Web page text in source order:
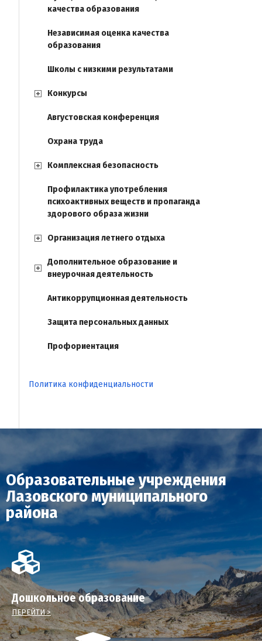
качества образования
Независимая оценка качества
образования
Школы с низкими результатами
Конкурсы
Августовская конференция
Охрана труда
Комплексная безопасность
Профилактика употребления
психоактивных веществ и пропаганда
здорового образа жизни
Организация летнего отдыха
Дополнительное образование и
внеурочная деятельность
Антикоррупционная деятельность
Защита персональных данных
Профориентация
Политика конфиденциальности
Образовательные учреждения
Лазовского муниципального
района
Дошкольное образование
ПЕРЕЙТИ >